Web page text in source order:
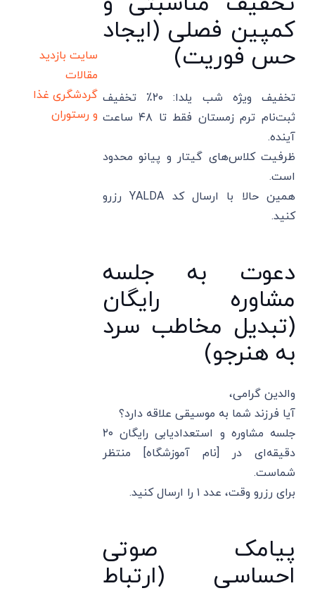
کمپین فصلی (ایجاد
حس فوریت)
تخفیف ویژه شب یلدا: ۲۰٪ تخفیف
ثبت‌نام ترم زمستان فقط تا ۴۸ ساعت
آینده.
ظرفیت کلاس‌های گیتار و پیانو محدود
است.
همین حالا با ارسال کد YALDA رزرو
کنید.
دعوت به جلسه
مشاوره رایگان
(تبدیل مخاطب سرد
به هنرجو)
والدین گرامی،
آیا فرزند شما به موسیقی علاقه دارد؟
جلسه مشاوره و استعدادیابی رایگان ۲۰
دقیقه‌ای در [نام آموزشگاه] منتظر
شماست.
برای رزرو وقت، عدد ۱ را ارسال کنید.
پیامک صوتی
احساسی (ارتباط
سایت بازدید
مقالات
گردشگری غذا
و رستوران